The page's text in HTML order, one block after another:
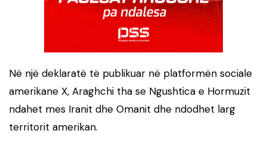
Në një deklaratë të publikuar në platformën sociale
amerikane X, Araghchi tha se Ngushtica e Hormuzit
ndahet mes Iranit dhe Omanit dhe ndodhet larg
territorit amerikan.